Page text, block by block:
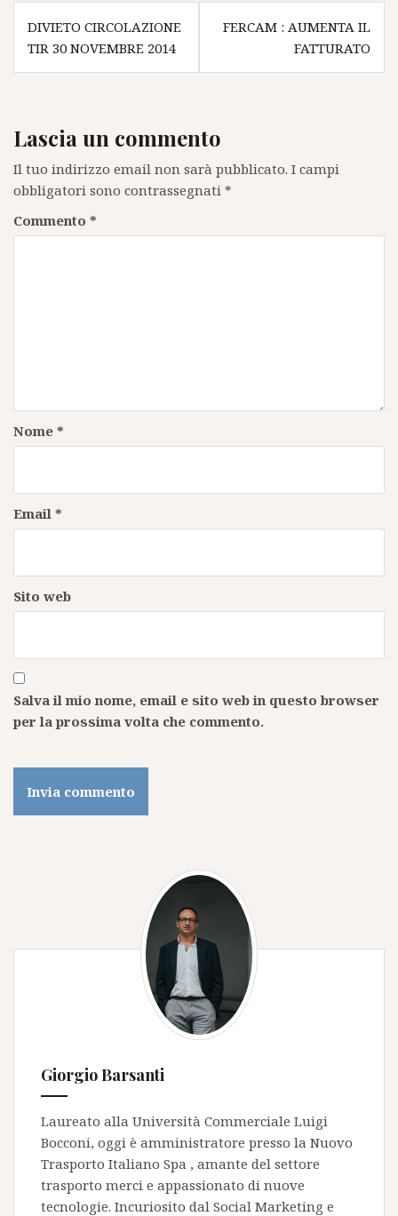
Navigazione
articoli
DIVIETO CIRCOLAZIONE
TIR 30 NOVEMBRE 2014
FERCAM : AUMENTA IL
FATTURATO
Lascia un commento
Il tuo indirizzo email non sarà pubblicato. I campi
obbligatori sono contrassegnati *
Commento *
Nome *
Email *
Sito web
Salva il mio nome, email e sito web in questo browser
per la prossima volta che commento.
Giorgio Barsanti
Laureato alla Università Commerciale Luigi
Bocconi, oggi è amministratore presso la Nuovo
Trasporto Italiano Spa , amante del settore
trasporto merci e appassionato di nuove
tecnologie. Incuriosito dal Social Marketing e